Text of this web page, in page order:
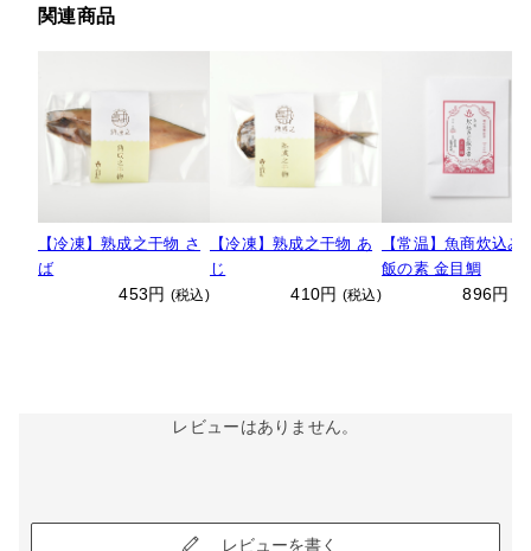
関連商品
【冷凍】熟成之干物 さ
ば
453円 (税込)
【冷凍】熟成之干物 あ
じ
410円 (税込)
【常温】魚商炊込み
飯の素 金目鯛
896円
レビューはありません。
レビューを書く